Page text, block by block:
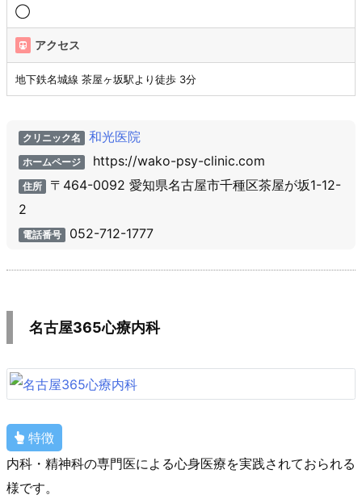
◯
アクセス
地下鉄名城線 茶屋ヶ坂駅より徒歩 3分
クリニック名 和光医院
ホームページ https://wako-psy-clinic.com
住所 〒464-0092 愛知県名古屋市千種区茶屋が坂1-12-
2
電話番号 052-712-1777
名古屋365心療内科
特徴
内科・精神科の専門医による心身医療を実践されておられる
様です。